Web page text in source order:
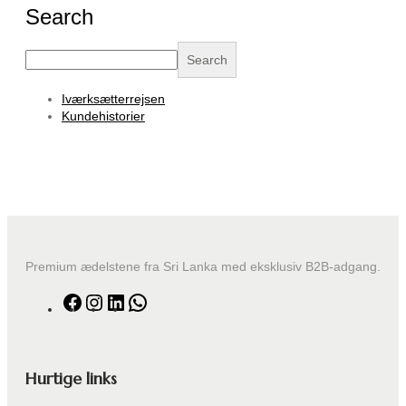
Search
Search
Iværksætterrejsen
Kundehistorier
Premium ædelstene fra Sri Lanka med eksklusiv B2B-adgang.
Facebook
Instagram
LinkedIn
Hurtige links